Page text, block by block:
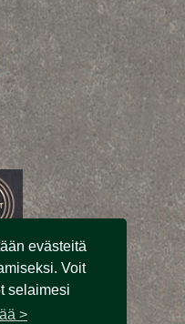
evästeitä
Voit
selaimesi
>